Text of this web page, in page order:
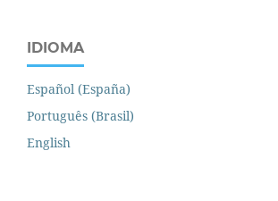
IDIOMA
Español (España)
Português (Brasil)
English